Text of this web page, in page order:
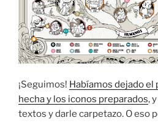
¡Seguimos! Habíamos dejado el
hecha y los iconos preparados,
textos y darle carpetazo. O eso